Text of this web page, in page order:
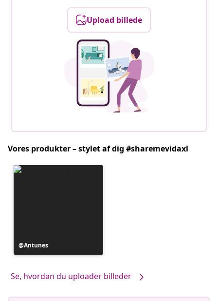
Upload billede
Vores produkter – stylet af dig #sharemevidaxl
Opslag
offentliggjort
Antunes
Se, hvordan du uploader billeder